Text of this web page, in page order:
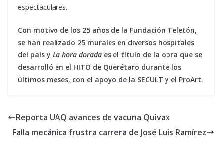
espectaculares.
Con motivo de los 25 años de la Fundación Teletón,
se han realizado 25 murales en diversos hospitales
del país y La hora dorada es el título de la obra que se
desarrolló en el HITO de Querétaro durante los
últimos meses, con el apoyo de la SECULT y el ProArt.
Reporta UAQ avances de vacuna Quivax
Falla mecánica frustra carrera de José Luis Ramírez